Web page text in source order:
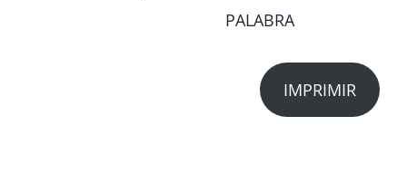
PALABRA
IMPRIMIR